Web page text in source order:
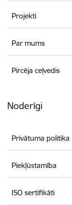
Projekti
Par mums
Pircēja ceļvedis
Noderīgi
Privātuma politika
Piekļūstamība
ISO sertifikāti